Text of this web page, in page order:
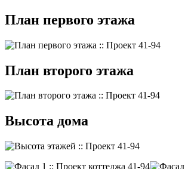
План первого этажа
План второго этажа
Высота дома